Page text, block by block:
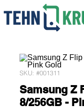
SKU: #001311
Samsung Z
8/256GB -